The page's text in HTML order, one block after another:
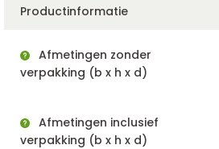
Productinformatie
Afmetingen zonder
verpakking (b x h x d)
Afmetingen inclusief
verpakking (b x h x d)